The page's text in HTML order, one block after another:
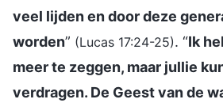
veel lijden en door deze
worden” (Lucas 17:24-25). “Ik
meer te zeggen, maar jullie
verdragen. De Geest van de